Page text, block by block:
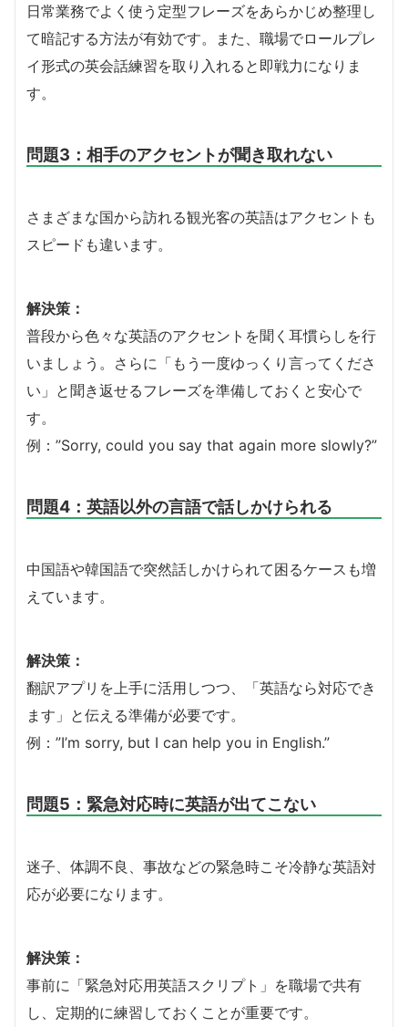
日常業務でよく使う定型フレーズをあらかじめ整理し
て暗記する方法が有効です。また、職場でロールプレ
イ形式の英会話練習を取り入れると即戦力になりま
す。
問題3：相手のアクセントが聞き取れない
さまざまな国から訪れる観光客の英語はアクセントも
スピードも違います。
解決策：
普段から色々な英語のアクセントを聞く耳慣らしを行
いましょう。さらに「もう一度ゆっくり言ってくださ
い」と聞き返せるフレーズを準備しておくと安心で
す。
例：”Sorry, could you say that again more slowly?”
問題4：英語以外の言語で話しかけられる
中国語や韓国語で突然話しかけられて困るケースも増
えています。
解決策：
翻訳アプリを上手に活用しつつ、「英語なら対応でき
ます」と伝える準備が必要です。
例：”I’m sorry, but I can help you in English.”
問題5：緊急対応時に英語が出てこない
迷子、体調不良、事故などの緊急時こそ冷静な英語対
応が必要になります。
解決策：
事前に「緊急対応用英語スクリプト」を職場で共有
し、定期的に練習しておくことが重要です。